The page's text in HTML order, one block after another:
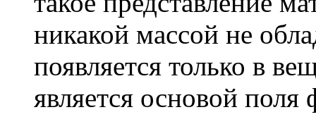
никакой массой не
появляется только в
является основой поля